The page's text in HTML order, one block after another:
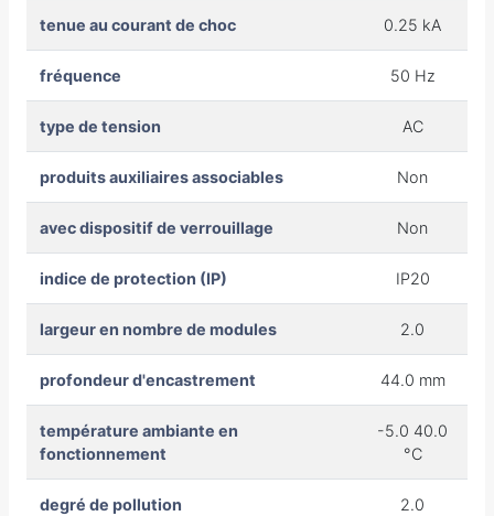
tenue au courant de choc 0.25 kA
fréquence 50 Hz
type de tension AC
produits auxiliaires associables Non
avec dispositif de verrouillage Non
indice de protection (IP) IP20
largeur en nombre de modules 2.0
profondeur d'encastrement 44.0 mm
température ambiante en
fonctionnement
-5.0 40.0
°C
degré de pollution 2.0